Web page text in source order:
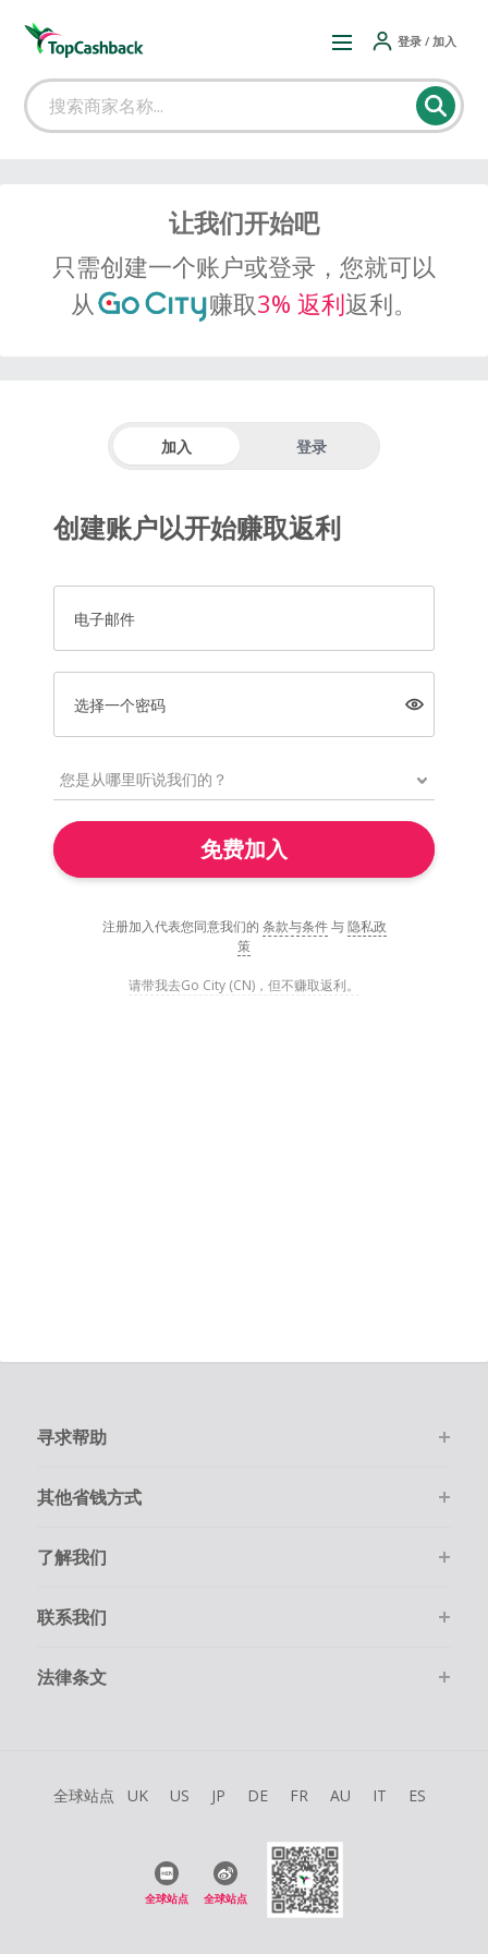
登录 / 加入
让我们开始吧
只需创建一个账户或登录，您就可以
从
赚取3% 返利返利。
加入 登录
创建账户以开始赚取返利
电子邮件
选择一个密码
免费加入
注册加入代表您同意我们的 条款与条件 与 隐私政
策
请带我去Go City (CN)，但不赚取返利。
寻求帮助
其他省钱方式
了解我们
联系我们
法律条文
全球站点 UK US JP DE FR AU IT ES
全球站点 全球站点